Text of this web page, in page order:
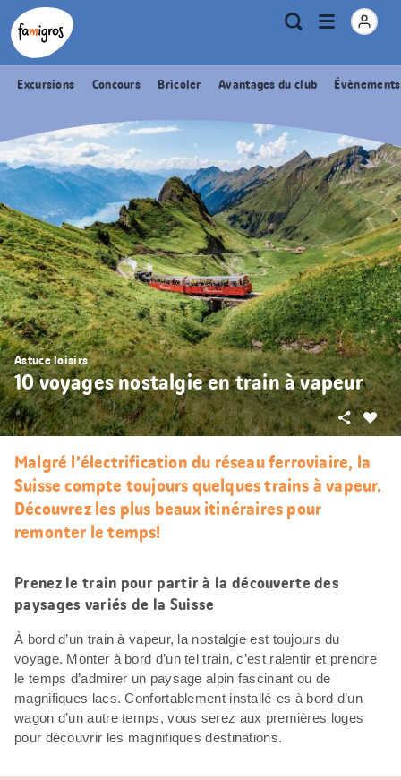
Signets
de
navigation
Header
Logo Métanavigation
RechercheOuvrir
Excursions Concours Bricoler Avantages du club
Astuce loisirs
10 voyages nostalgie en train à vapeur
Partager
Malgré l’électrification du réseau ferroviaire, la
Suisse compte toujours quelques trains à vapeur.
Découvrez les plus beaux itinéraires pour
remonter le temps!
Prenez le train pour partir à la découverte des
paysages variés de la Suisse
À bord d’un train à vapeur, la nostalgie est toujours du
voyage. Monter à bord d’un tel train, c’est ralentir et prendre
le temps d’admirer un paysage alpin fascinant ou de
magnifiques lacs. Confortablement installé-es à bord d’un
wagon d’un autre temps, vous serez aux premières loges
pour découvrir les magnifiques destinations.